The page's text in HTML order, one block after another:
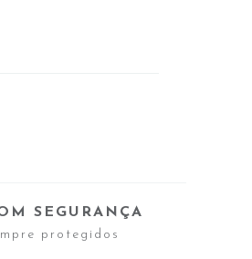
SEGURANÇA
protegidos